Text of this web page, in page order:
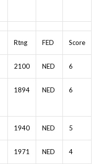
Rtng FED Score
2100 NED 6
1894 NED 6
1940 NED 5
1971 NED 4